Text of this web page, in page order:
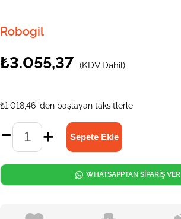
Robogil
₺3.055,37 (KDV Dahil)
₺1.018,46 'den başlayan taksitlerle
WHATSAPPTAN SİPARİŞ VER